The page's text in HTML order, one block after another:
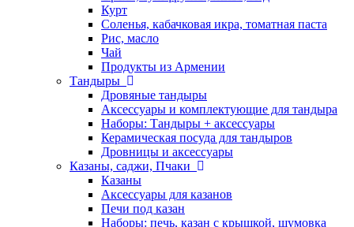
Курт
Соленья, кабачковая икра, томатная паста
Рис, масло
Чай
Продукты из Армении
Тандыры
Дровяные тандыры
Аксессуары и комплектующие для тандыра
Наборы: Тандыры + аксессуары
Керамическая посуда для тандыров
Дровницы и аксессуары
Казаны, саджи, Пчаки
Казаны
Аксессуары для казанов
Печи под казан
Наборы: печь, казан с крышкой, шумовка